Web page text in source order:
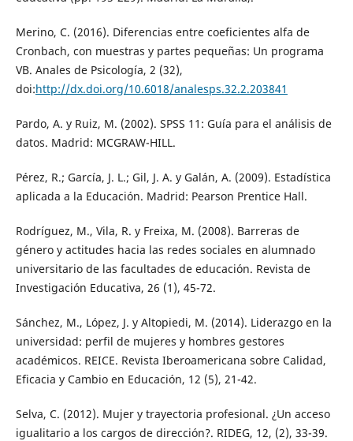
Merino, C. (2016). Diferencias entre coeficientes alfa de
Cronbach, con muestras y partes pequeñas: Un programa
VB. Anales de Psicología, 2 (32),
doi:http://dx.doi.org/10.6018/analesps.32.2.203841
Pardo, A. y Ruiz, M. (2002). SPSS 11: Guía para el análisis de
datos. Madrid: MCGRAW-HILL.
Pérez, R.; García, J. L.; Gil, J. A. y Galán, A. (2009). Estadística
aplicada a la Educación. Madrid: Pearson Prentice Hall.
Rodríguez, M., Vila, R. y Freixa, M. (2008). Barreras de
género y actitudes hacia las redes sociales en alumnado
universitario de las facultades de educación. Revista de
Investigación Educativa, 26 (1), 45-72.
Sánchez, M., López, J. y Altopiedi, M. (2014). Liderazgo en la
universidad: perfil de mujeres y hombres gestores
académicos. REICE. Revista Iberoamericana sobre Calidad,
Eficacia y Cambio en Educación, 12 (5), 21-42.
Selva, C. (2012). Mujer y trayectoria profesional. ¿Un acceso
igualitario a los cargos de dirección?. RIDEG, 12, (2), 33-39.